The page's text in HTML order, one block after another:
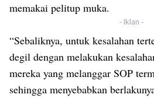
memakai pelitup muka.
- Iklan -
“Sebaliknya, untuk kesalahan
degil dengan melakukan
mereka yang melanggar SOP
sehingga menyebabkan